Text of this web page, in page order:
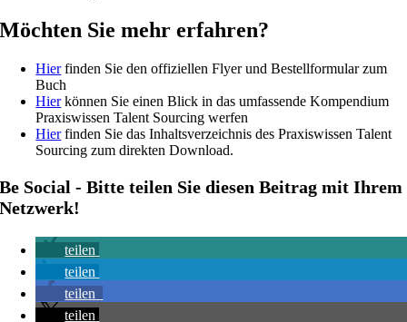
Möchten Sie mehr erfahren?
Hierfinden Sie den offiziellen Flyer und Bestellformular zum
Buch
Hierkönnen Sie einen Blick in das umfassende Kompendium
Praxiswissen Talent Sourcing werfen
Hierfinden Sie das Inhaltsverzeichnis des Praxiswissen Talent
Sourcing zum direkten Download.
Be Social - Bitte teilen Sie diesen Beitrag mit Ihrem
Netzwerk!
teilen
teilen
teilen
teilen